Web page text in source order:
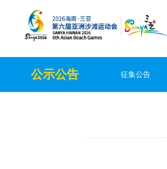
公示公告 征集公告